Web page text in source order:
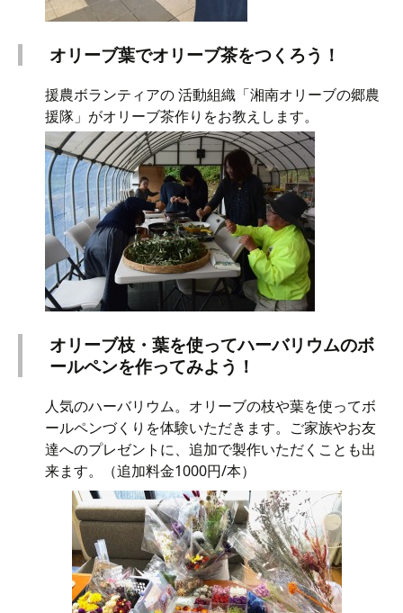
オリーブ葉でオリーブ茶をつくろう！
援農ボランティアの 活動組織「湘南オリーブの郷農
援隊」がオリーブ茶作りをお教えします。
オリーブ枝・葉を使ってハーバリウムのボ
ールペンを作ってみよう！
人気のハーバリウム。オリーブの枝や葉を使ってボ
ールペンづくりを体験いただきます。ご家族やお友
達へのプレゼントに、追加で製作いただくことも出
来ます。（追加料金1000円/本）